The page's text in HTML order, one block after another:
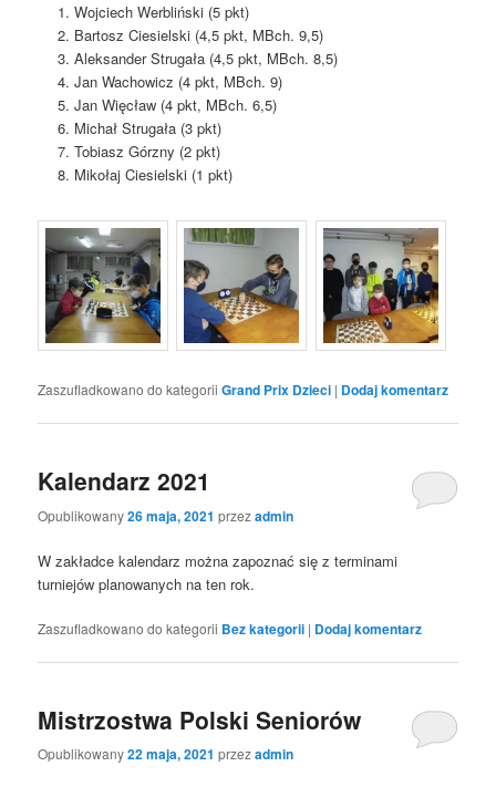
Wojciech Werbliński (5 pkt)
Bartosz Ciesielski (4,5 pkt, MBch. 9,5)
Aleksander Strugała (4,5 pkt, MBch. 8,5)
Jan Wachowicz (4 pkt, MBch. 9)
Jan Więcław (4 pkt, MBch. 6,5)
Michał Strugała (3 pkt)
Tobiasz Górzny (2 pkt)
Mikołaj Ciesielski (1 pkt)
Zaszufladkowano do kategorii Grand Prix Dzieci | Dodaj komentarz
Kalendarz 2021
Opublikowany26 maja, 2021 przezadmin
W zakładce kalendarz można zapoznać się z terminami
turniejów planowanych na ten rok.
Zaszufladkowano do kategorii Bez kategorii | Dodaj komentarz
Mistrzostwa Polski Seniorów
Opublikowany22 maja, 2021 przezadmin